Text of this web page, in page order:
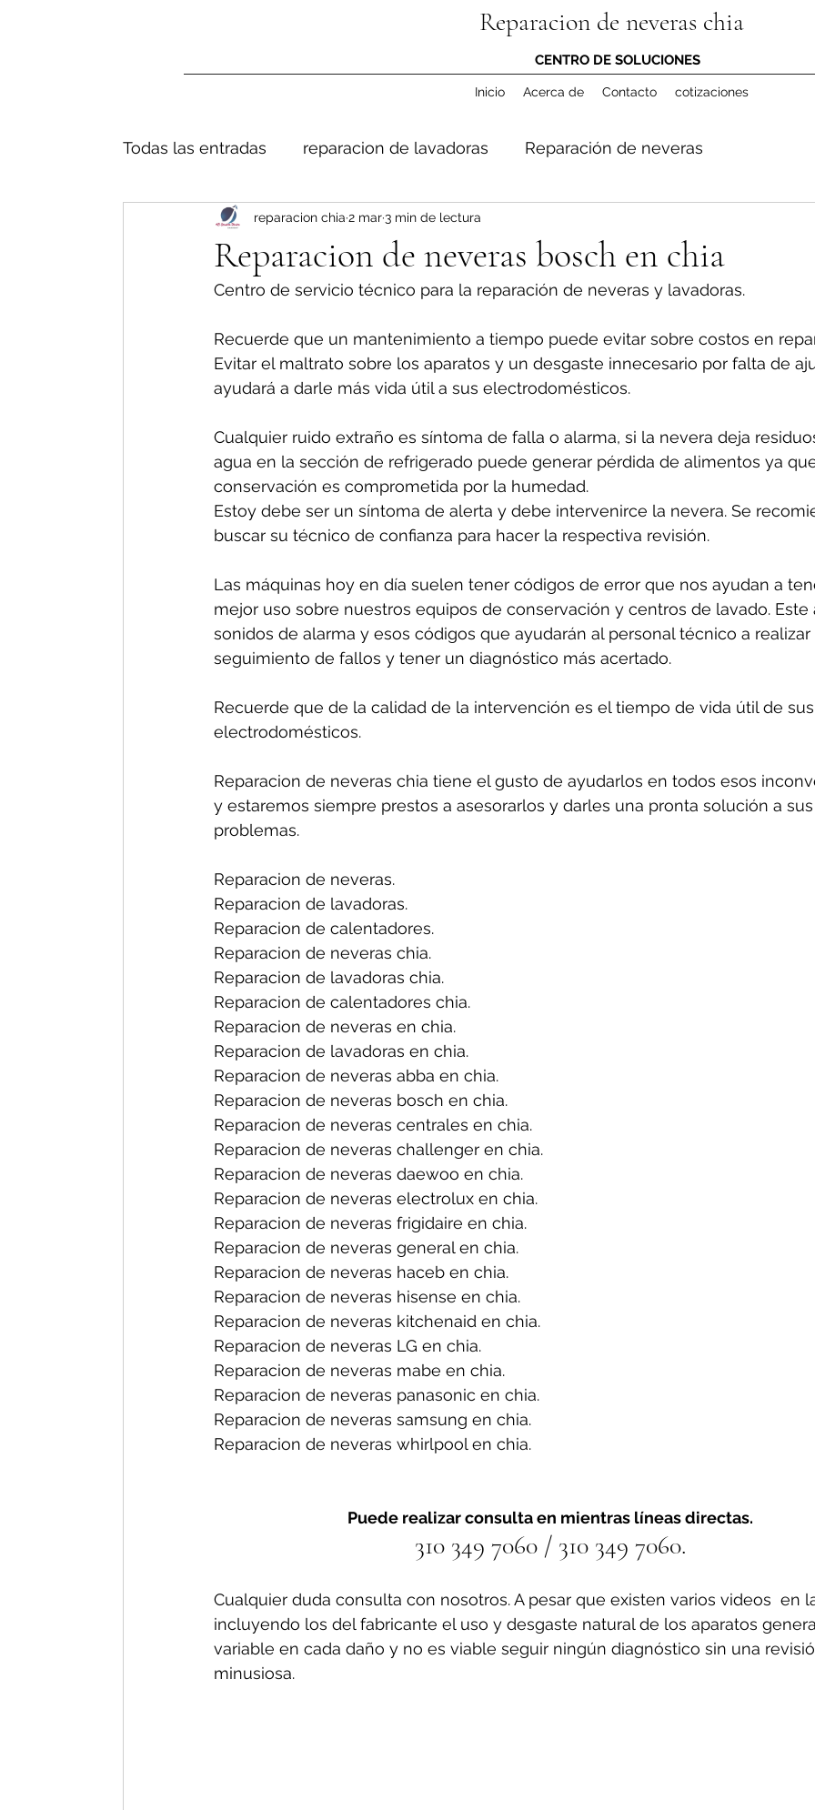
Reparacion de neveras chia
CENTRO DE SOLUCIONES
Inicio Acerca de Contacto cotizaciones
Todas las entradas reparacion de lavadoras Reparación de neveras
Reparacion de neveras bosch en chia
reparacion chia 2 mar 3 min de lectura
Centro de servicio técnico para la reparación de neveras y lavadoras.
Recuerde que un mantenimiento a tiempo puede evitar sobre costos en
Evitar el maltrato sobre los aparatos y un desgaste innecesario por falta de
ayudará a darle más vida útil a sus electrodomésticos.
Cualquier ruido extraño es síntoma de falla o alarma, si la nevera deja
agua en la sección de refrigerado puede generar pérdida de alimentos ya
conservación es comprometida por la humedad.
Estoy debe ser un síntoma de alerta y debe intervenirce la nevera. Se
buscar su técnico de confianza para hacer la respectiva revisión.
Las máquinas hoy en día suelen tener códigos de error que nos ayudan a
mejor uso sobre nuestros equipos de conservación y centros de lavado.
sonidos de alarma y esos códigos que ayudarán al personal técnico a
seguimiento de fallos y tener un diagnóstico más acertado.
Recuerde que de la calidad de la intervención es el tiempo de vida útil de
electrodomésticos.
Reparacion de neveras chia tiene el gusto de ayudarlos en todos esos
y estaremos siempre prestos a asesorarlos y darles una pronta solución a
problemas.
Reparacion de neveras.
Reparacion de lavadoras.
Reparacion de calentadores.
Reparacion de neveras chia.
Reparacion de lavadoras chia.
Reparacion de calentadores chia.
Reparacion de neveras en chia.
Reparacion de lavadoras en chia.
Reparacion de neveras abba en chia.
Reparacion de neveras bosch en chia.
Reparacion de neveras centrales en chia.
Reparacion de neveras challenger en chia.
Reparacion de neveras daewoo en chia.
Reparacion de neveras electrolux en chia.
Reparacion de neveras frigidaire en chia.
Reparacion de neveras general en chia.
Reparacion de neveras haceb en chia.
Reparacion de neveras hisense en chia.
Reparacion de neveras kitchenaid en chia.
Reparacion de neveras LG en chia.
Reparacion de neveras mabe en chia.
Reparacion de neveras panasonic en chia.
Reparacion de neveras samsung en chia.
Reparacion de neveras whirlpool en chia.
Puede realizar consulta en mientras líneas directas.
310 349 7060 / 310 349 7060.
Cualquier duda consulta con nosotros. A pesar que existen varios videos  en
incluyendo los del fabricante el uso y desgaste natural de los aparatos
variable en cada daño y no es viable seguir ningún diagnóstico sin una
minusiosa.